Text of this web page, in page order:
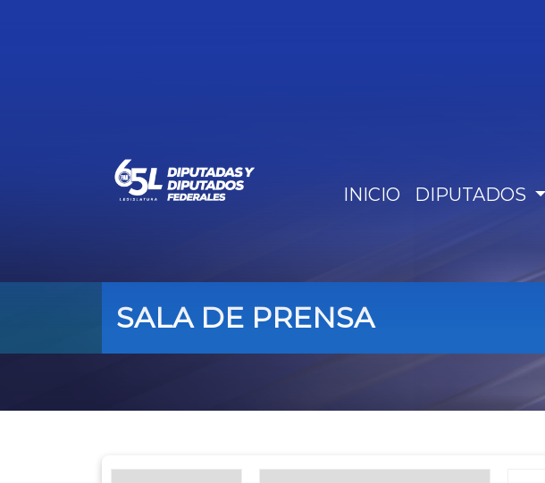
INICIO DIPUTADOS
SALA DE PRENSA